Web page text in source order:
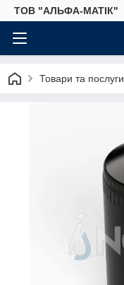
ТОВ "АЛЬФА-МАТІК"
Товари та послуги